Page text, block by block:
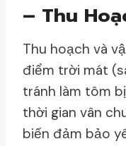
– Thu
Thu hoạch và
điểm trời mát
tránh làm tôm
thời gian vân
biến đảm bảo